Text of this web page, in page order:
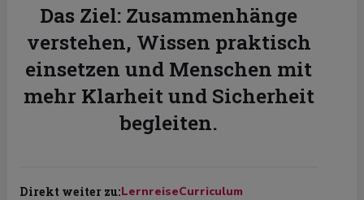
Das Ziel: Zusammenhänge
verstehen, Wissen praktisch
einsetzen und Menschen mit
mehr Klarheit und Sicherheit
begleiten.
Direkt weiter zu:LernreiseCurriculum